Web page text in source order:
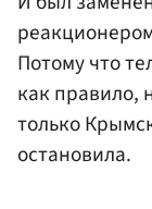
Потому что
как правило,
только
остановила.